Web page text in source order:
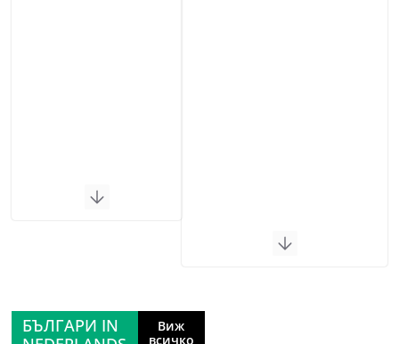
БЪЛГАРИ IN
Виж
всичко